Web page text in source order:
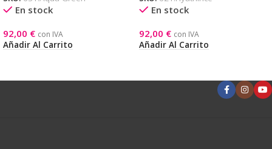
En stock
92,00 € con IVA
Añadir Al Carrito
En stock
92,00 € con IVA
Añadir Al Carrito